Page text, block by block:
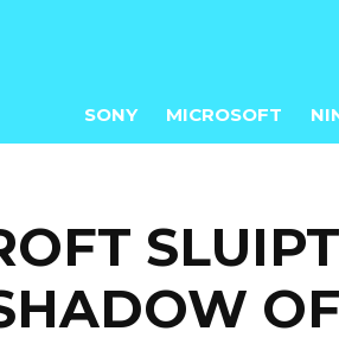
SONY MICROSOFT